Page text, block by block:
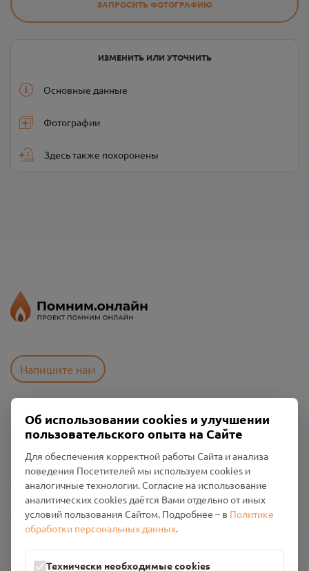
ЗАПРОСИТЬ ФОТОГРАФИЮ
ИЗМЕНИТЬ ИЛИ УТОЧНИТЬ
Основные данные
Фотографии
Здесь также похоронены
Напишите нам
Пользовательское соглашение
Политика конфиденциальности
Промо-материалы
Настройки cookies
Общество с ограниченной ответственностью «Смоленский
Проект Помним»
Юридический адрес: 216790, Смоленская область, р-н
Об использовании cookies и улучшении
пользовательского опыта на Сайте
Для обеспечения корректной работы Сайта и анализа
поведения Посетителей мы используем cookies и
аналогичные технологии. Согласие на использование
аналитических cookies даётся Вами отдельно от иных
условий пользования Сайтом. Подробнее – в Политике
обработки персональных данных.
Технически необходимые cookies